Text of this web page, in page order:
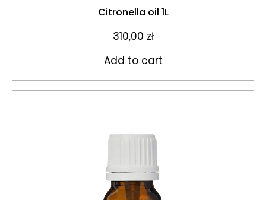
Citronella oil 1L
310,00 zł
Add to cart